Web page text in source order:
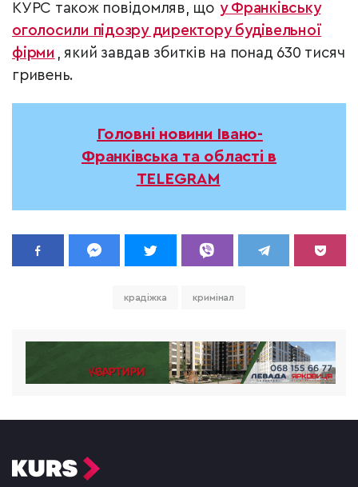
КУРС також повідомляв, що у Франківську
оголосили підозру директору будівельної
фірми , який завдав збитків на понад 630 тисяч
гривень.
Головні новини Івано-
Франківська та області в
TELEGRAM
крадіжка кримінал